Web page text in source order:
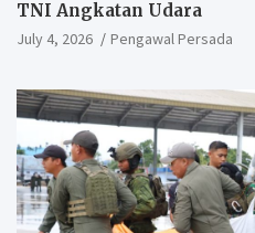
TNI Angkatan Udara
July 4, 2026 Pengawal Persada